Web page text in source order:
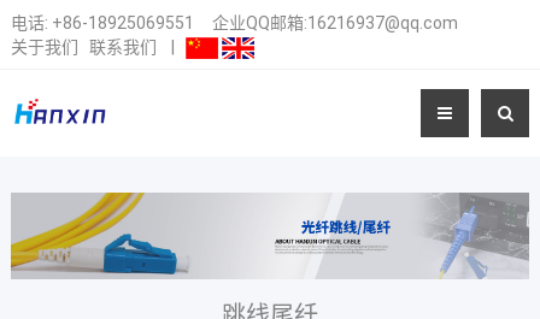
电话: +86-18925069551
企业QQ邮箱:16216937@qq.com
关于我们
联系我们